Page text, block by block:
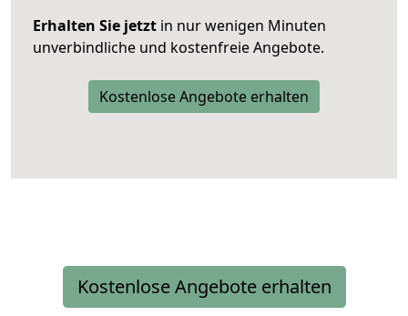
Erhalten Sie jetzt in nur wenigen Minuten
unverbindliche und kostenfreie Angebote.
Kostenlose Angebote erhalten
Kostenlose Angebote erhalten